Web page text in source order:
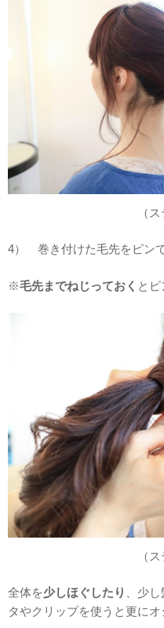
（
4） 巻き付けた毛先をピン
※毛先までねじっておく とピ
（
全体を少しほぐしたり
、少
タやクリップを使うと更に